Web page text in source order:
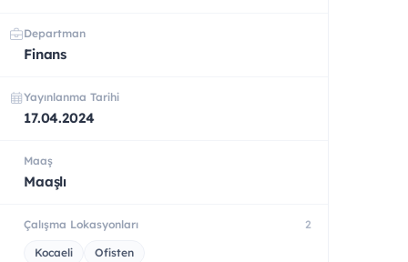
Departman
Finans
Yayınlanma Tarihi
17.04.2024
Maaş
Maaşlı
Çalışma Lokasyonları 2
Kocaeli Ofisten